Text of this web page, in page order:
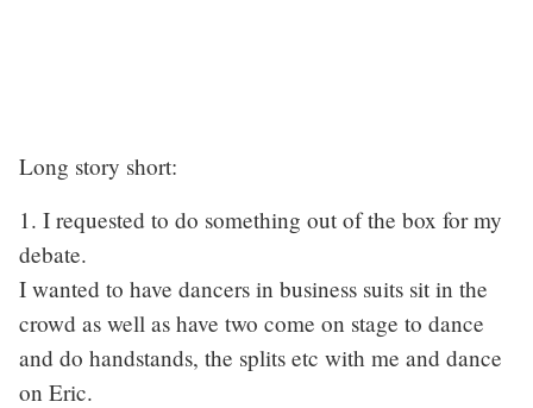
Long story short:
1. I requested to do something out of the box for my
debate.
I wanted to have dancers in business suits sit in the
crowd as well as have two come on stage to dance
and do handstands, the splits etc with me and dance
on Eric.